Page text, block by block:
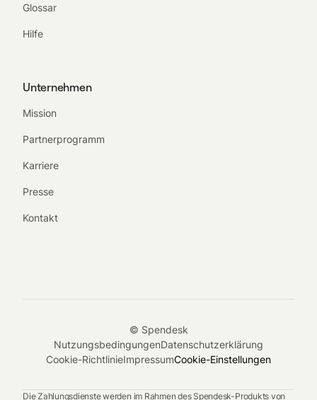
Glossar
Hilfe
Unternehmen
Mission
Partnerprogramm
Karriere
Presse
Kontakt
© Spendesk
NutzungsbedingungenDatenschutzerklärung
Cookie-RichtlinieImpressumCookie-Einstellungen
Die Zahlungsdienste werden im Rahmen des Spendesk-Produkts von